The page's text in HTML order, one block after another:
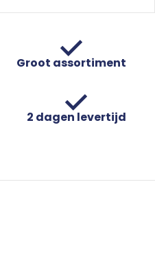
Groot assortiment
2 dagen levertijd